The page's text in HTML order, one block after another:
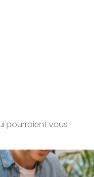
pourraient vous